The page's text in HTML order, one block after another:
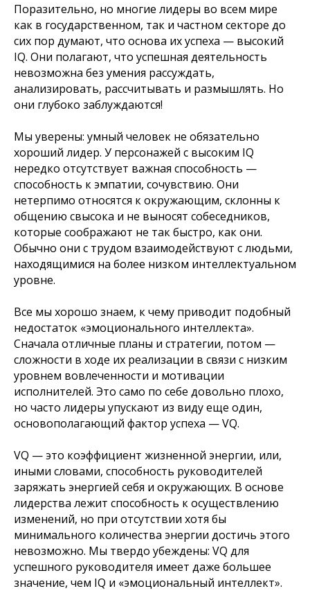
Поразительно, но многие лидеры во всем мире
как в государственном, так и частном секторе до
сих пор думают, что основа их успеха — высокий
IQ. Они полагают, что успешная деятельность
невозможна без умения рассуждать,
анализировать, рассчитывать и размышлять. Но
они глубоко заблуждаются!
Мы уверены: умный человек не обязательно
хороший лидер. У персонажей с высоким IQ
нередко отсутствует важная способность —
способность к эмпатии, сочувствию. Они
нетерпимо относятся к окружающим, склонны к
общению свысока и не выносят собеседников,
которые соображают не так быстро, как они.
Обычно они с трудом взаимодействуют с людьми,
находящимися на более низком интеллектуальном
уровне.
Все мы хорошо знаем, к чему приводит подобный
недостаток «эмоционального интеллекта».
Сначала отличные планы и стратегии, потом —
сложности в ходе их реализации в связи с низким
уровнем вовлеченности и мотивации
исполнителей. Это само по себе довольно плохо,
но часто лидеры упускают из виду еще один,
основополагающий фактор успеха — VQ.
VQ — это коэффициент жизненной энергии, или,
иными словами, способность руководителей
заряжать энергией себя и окружающих. В основе
лидерства лежит способность к осуществлению
изменений, но при отсутствии хотя бы
минимального количества энергии достичь этого
невозможно. Мы твердо убеждены: VQ для
успешного руководителя имеет даже большее
значение, чем IQ и «эмоциональный интеллект».